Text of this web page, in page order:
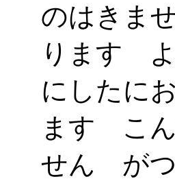
のはきま
ります
にしたに
ます こん
せん がつ